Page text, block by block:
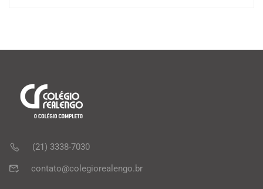
(21) 3338-7030
contato@colegiorealengo.br